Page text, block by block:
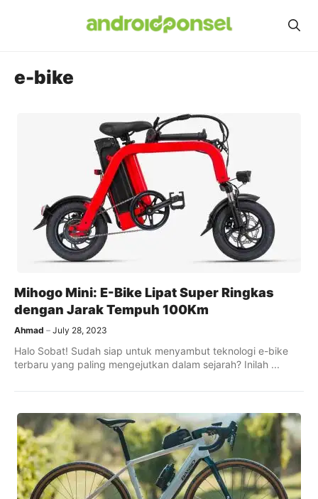
e-bike
Mihogo Mini: E-Bike Lipat Super Ringkas
dengan Jarak Tempuh 100Km
Ahmad July 28, 2023
Halo Sobat! Sudah siap untuk menyambut teknologi e-bike
terbaru yang paling mengejutkan dalam sejarah? Inilah ...